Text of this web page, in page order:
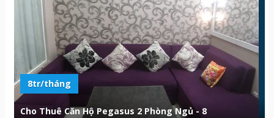
8tr/tháng
Cho Thuê Căn Hộ Pegasus 2 Phòng Ngủ - 8